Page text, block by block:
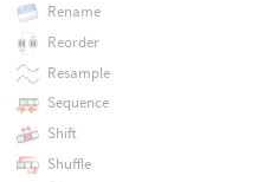
Rename
Reorder
Resample
Sequence
Shift
Shuffle